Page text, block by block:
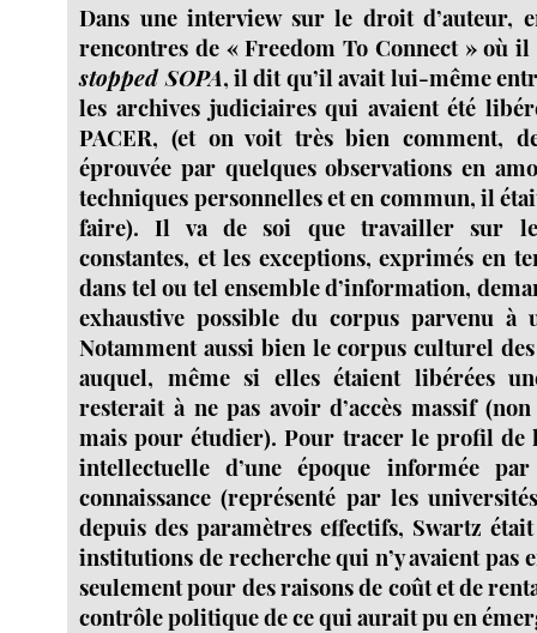
Dans une interview sur le droit d’auteur,
rencontres de « Freedom To Connect » où
stopped SOPA, il dit qu’il avait lui-même
les archives judiciaires qui avaient été
PACER, (et on voit très bien comment,
éprouvée par quelques observations en
techniques personnelles et en commun, il
faire). Il va de soi que travailler sur
constantes, et les exceptions, exprimés en
dans tel ou tel ensemble d’information,
exhaustive possible du corpus parvenu à
Notamment aussi bien le corpus culturel
auquel, même si elles étaient libérées
resterait à ne pas avoir d’accès massif
mais pour étudier). Pour tracer le profil de
intellectuelle d’une époque informée
connaissance (représenté par les
depuis des paramètres effectifs, Swartz
institutions de recherche qui n’y avaient pas
seulement pour des raisons de coût et de
contrôle politique de ce qui aurait pu en